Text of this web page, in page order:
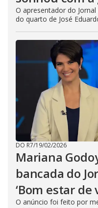
O apresentador do
do quarto de José
DO R7/19/02/2026
Mariana
bancada do
‘Bom estar de
O anúncio foi feito por